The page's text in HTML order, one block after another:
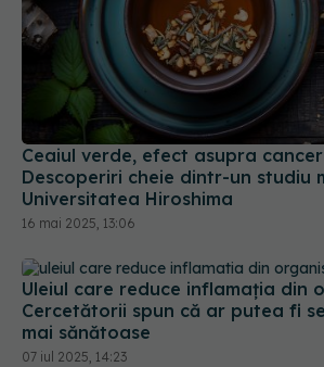
Ceaiul verde, efect asupra
Descoperiri cheie dintr-un studiu
Universitatea Hiroshima
16 mai 2025, 13:06
Uleiul care reduce inflamația din
Cercetătorii spun că ar putea fi
mai sănătoase
07 iul 2025, 14:23